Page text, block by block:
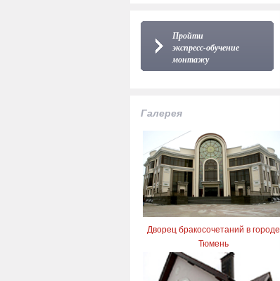
Пройти
экспресс-обучение
монтажу
Галерея
Дворец бракосочетаний в городе
Тюмень